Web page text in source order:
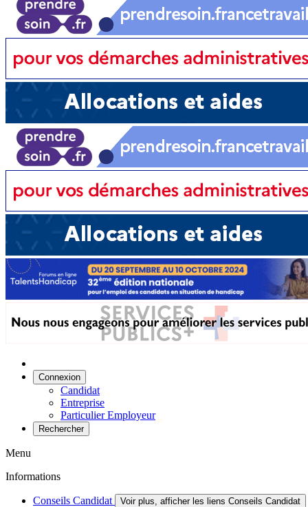
Connexion
Candidat
Entreprise
Particulier Employeur
Rechercher
Menu
Informations
Conseils Candidat Voir plus, afficher les liens Conseils Candidat